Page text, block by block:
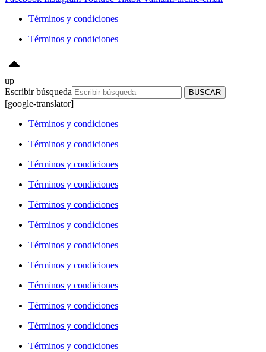
Términos y condiciones
Términos y condiciones
up
Escribir búsqueda
BUSCAR
[google-translator]
Términos y condiciones
Términos y condiciones
Términos y condiciones
Términos y condiciones
Términos y condiciones
Términos y condiciones
Términos y condiciones
Términos y condiciones
Términos y condiciones
Términos y condiciones
Términos y condiciones
Términos y condiciones